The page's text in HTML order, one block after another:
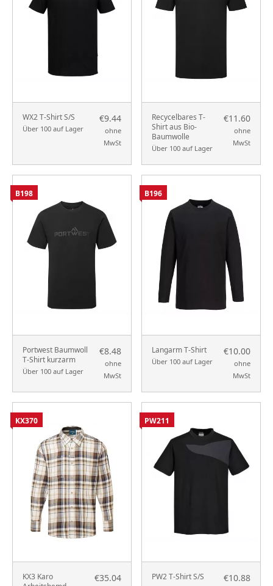
WX2 T-Shirt S/S
Über 100 auf Lager
€9.44
ohne
MwSt
Recycelbares T-
Shirt aus Bio-
Baumwolle
Über 100 auf Lager
€11.60
ohne
MwSt
Portwest Baumwoll
T-Shirt kurzarm
Über 100 auf Lager
€8.48
ohne
MwSt
B198
Langarm T-Shirt
Über 100 auf Lager
€10.00
ohne
MwSt
B196
KX3 Karo
€35.04
KX370
PW2 T-Shirt S/S €10.88
PW211